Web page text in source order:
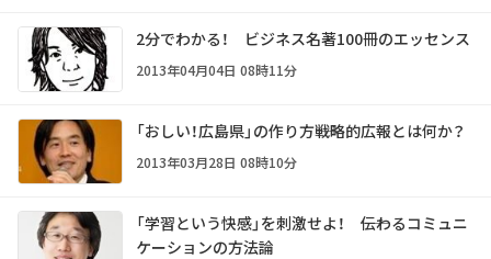
2分でわかる！ ビジネス名著100冊のエッセンス
2013年04月04日 08時11分
「おしい！広島県」の作り方――戦略的広報とは何か？
2013年03月28日 08時10分
「学習という快感」を刺激せよ！ ――伝わるコミュニ
ケーションの方法論